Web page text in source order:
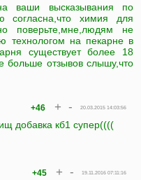
ваши высказывания по
согласна,что химия для
поверьте,мне,людям не
технологом на пекарне в
существует более 18
больше отзывов слышу,что
20.03.2015 14:03:56
+46 + -
добавка кб1 супер((((
19.11.2016 07:11:16
+45 + -